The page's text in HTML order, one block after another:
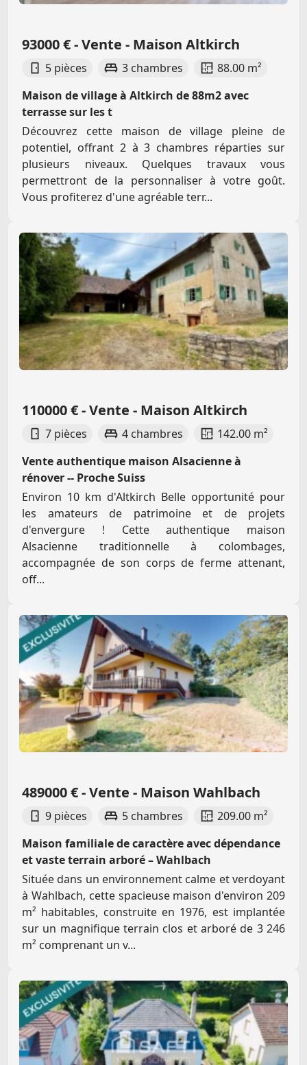
93000 € - Vente - Maison Altkirch
5 pièces 3 chambres
88.00 m²
Maison de village à Altkirch de 88m2 avec
terrasse sur les t
Découvrez cette maison de village pleine de
potentiel, offrant 2 à 3 chambres réparties sur
plusieurs niveaux. Quelques travaux vous
permettront de la personnaliser à votre goût.
Vous profiterez d'une agréable terr...
110000 € - Vente - Maison Altkirch
7 pièces 4 chambres
142.00 m²
Vente authentique maison Alsacienne à
rénover -- Proche Suiss
Environ 10 km d'Altkirch Belle opportunité pour
les amateurs de patrimoine et de projets
d'envergure ! Cette authentique maison
Alsacienne traditionnelle à colombages,
accompagnée de son corps de ferme attenant,
off...
489000 € - Vente - Maison Wahlbach
9 pièces 5 chambres
209.00 m²
Maison familiale de caractère avec dépendance
et vaste terrain arboré – Wahlbach
Située dans un environnement calme et verdoyant
à Wahlbach, cette spacieuse maison d'environ 209
m² habitables, construite en 1976, est implantée
sur un magnifique terrain clos et arboré de 3 246
m² comprenant un v...